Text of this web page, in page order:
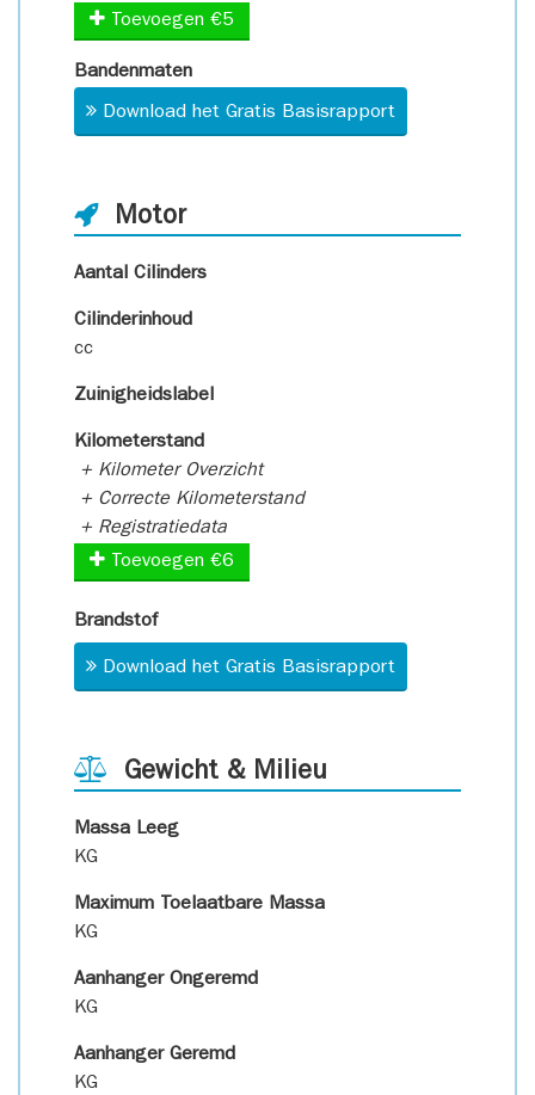
Toevoegen €5
Bandenmaten
Download het Gratis Basisrapport
Motor
Aantal Cilinders
Cilinderinhoud
cc
Zuinigheidslabel
Kilometerstand
+ Kilometer Overzicht
+ Correcte Kilometerstand
+ Registratiedata
Toevoegen €6
Brandstof
Download het Gratis Basisrapport
Gewicht & Milieu
Massa Leeg
KG
Maximum Toelaatbare Massa
KG
Aanhanger Ongeremd
KG
Aanhanger Geremd
KG